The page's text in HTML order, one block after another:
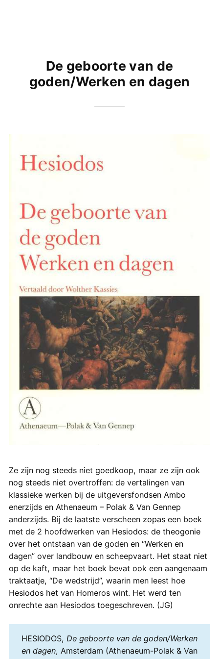
De geboorte van de
goden/Werken en dagen
Ze zijn nog steeds niet goedkoop, maar ze zijn ook
nog steeds niet overtroffen: de vertalingen van
klassieke werken bij de uitgeversfondsen Ambo
enerzijds en Athenaeum – Polak & Van Gennep
anderzijds. Bij de laatste verscheen zopas een boek
met de 2 hoofdwerken van Hesiodos: de theogonie
over het ontstaan van de goden en “Werken en
dagen” over landbouw en scheepvaart. Het staat niet
op de kaft, maar het boek bevat ook een aangenaam
traktaatje, “De wedstrijd”, waarin men leest hoe
Hesiodos het van Homeros wint. Het werd ten
onrechte aan Hesiodos toegeschreven. (JG)
HESIODOS, De geboorte van de goden/Werken
en dagen, Amsterdam (Athenaeum-Polak & Van